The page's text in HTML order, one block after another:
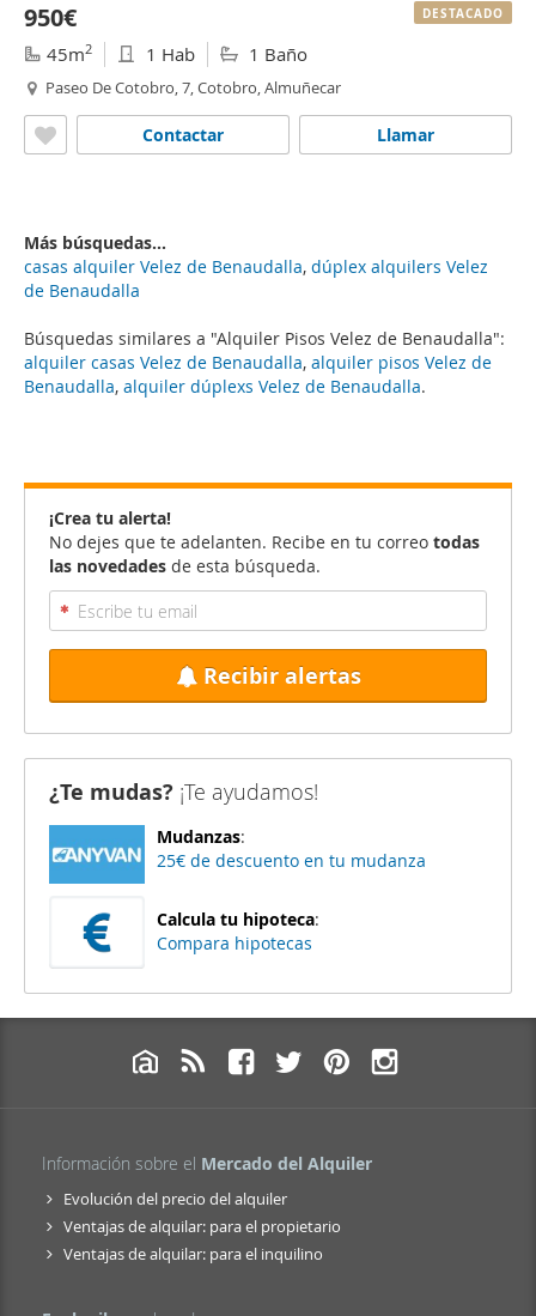
Búsquedas similares a "Alquiler Pisos Velez de Benaudalla":
alquiler casas Velez de Benaudalla, alquiler pisos Velez de
Benaudalla, alquiler dúplexs Velez de Benaudalla.
950€
45m2 1 Hab 1 Baño
Paseo De Cotobro, 7, Cotobro, Almuñecar
Llamar
Contactar
DESTACADO
Más búsquedas...
casas alquiler Velez de Benaudalla, dúplex alquilers Velez
de Benaudalla
¡Crea tu alerta!
No dejes que te adelanten. Recibe en tu correo todas
las novedades de esta búsqueda.
Recibir alertas
¿Te mudas? ¡Te ayudamos!
Mudanzas:
25€ de descuento en tu mudanza
Calcula tu hipoteca:
Compara hipotecas
Información sobre el Mercado del Alquiler
Evolución del precio del alquiler
Ventajas de alquilar: para el propietario
Ventajas de alquilar: para el inquilino